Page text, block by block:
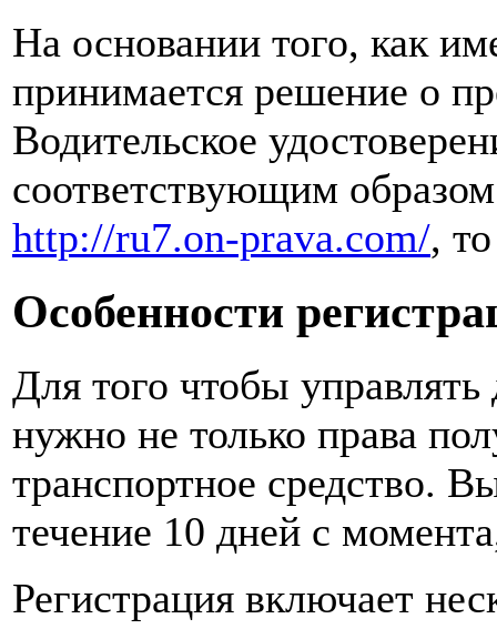
На основании того, как
принимается решение о
Водительское
соответствующим
http://ru7.on-prava.com/,
Особенности
Для того чтобы
нужно не только права
транспортное средство.
течение 10 дней с
Регистрация включает